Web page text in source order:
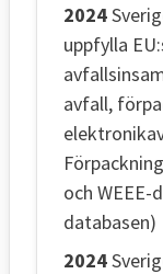
2024
uppfylla
avfall,
och
databasen)
2024